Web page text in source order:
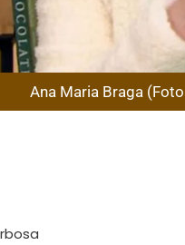
Ana Maria Braga